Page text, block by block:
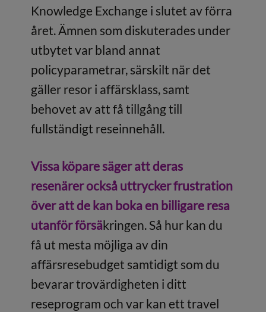
Knowledge Exchange i slutet av förra
året. Ämnen som diskuterades under
utbytet var bland annat
policyparametrar, särskilt när det
gäller resor i affärsklass, samt
behovet av att få tillgång till
fullständigt reseinnehåll.
Vissa köpare säger att deras
resenärer också uttrycker frustration
över att de kan boka en billigare resa
utanför försäkringen. Så hur kan du
få ut mesta möjliga av din
affärsresebudget samtidigt som du
bevarar trovärdigheten i ditt
reseprogram och var kan ett travel